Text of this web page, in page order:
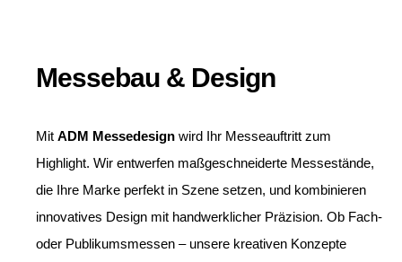
Messebau & Design
Mit ADM Messedesign wird Ihr Messeauftritt zum
Highlight. Wir entwerfen maßgeschneiderte Messestände,
die Ihre Marke perfekt in Szene setzen, und kombinieren
innovatives Design mit handwerklicher Präzision. Ob Fach-
oder Publikumsmessen – unsere kreativen Konzepte